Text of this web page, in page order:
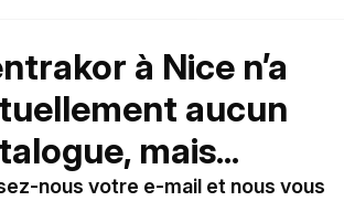
à Nice n’a
aucun
mais...
nous votre e-mail et nous vous